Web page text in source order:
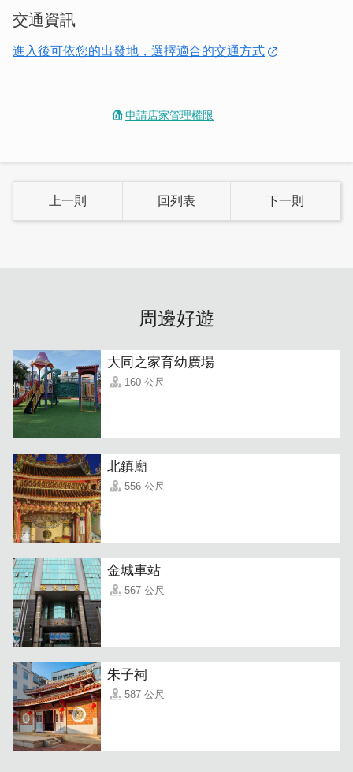
用餐區座位很多，團體聚餐也沒問題 (需先預訂)，舒適簡約
的空間感，大大提升用餐體驗。環繞式玻璃窗可看到戶外的
菜單種類豐富多變，你想得到的日本熱食料理手法，這裡幾
交通資訊
進入後可依您的出發地，選擇適合的交通方式
申請店家管理權限
上一則 回列表 下一則
周邊好遊
大同之家育幼廣場
160 公尺
北鎮廟
556 公尺
金城車站
567 公尺
朱子祠
587 公尺